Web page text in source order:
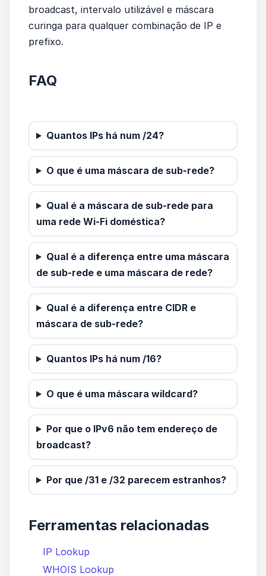
broadcast, intervalo utilizável e máscara
curinga para qualquer combinação de IP e
prefixo.
FAQ
Quantos IPs há num /24?
O que é uma máscara de sub-rede?
Qual é a máscara de sub-rede para
uma rede Wi-Fi doméstica?
Qual é a diferença entre uma máscara
de sub-rede e uma máscara de rede?
Qual é a diferença entre CIDR e
máscara de sub-rede?
Quantos IPs há num /16?
O que é uma máscara wildcard?
Por que o IPv6 não tem endereço de
broadcast?
Por que /31 e /32 parecem estranhos?
Ferramentas relacionadas
IP Lookup
WHOIS Lookup